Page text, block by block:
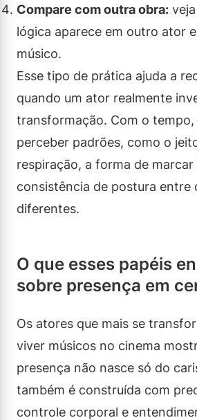
Compare com outra obra:
lógica aparece em outro ator
músico.
Esse tipo de prática ajuda a
quando um ator realmente
transformação. Com o tempo,
perceber padrões, como o
respiração, a forma de marcar
consistência de postura entre
diferentes.
O que esses papéis
sobre presença em
Os atores que mais se
viver músicos no cinema
presença não nasce só do
também é construída com
controle corporal e